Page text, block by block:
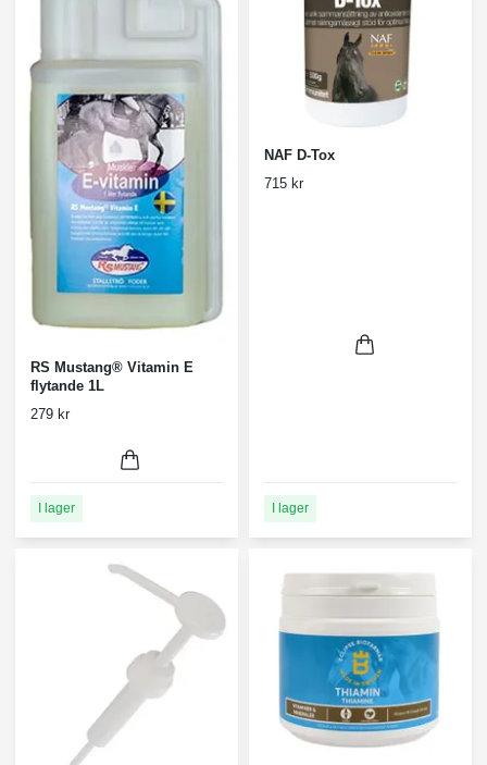
RS Mustang® Vitamin E
flytande 1L
279 kr
I lager
NAF D-Tox
715 kr
I lager